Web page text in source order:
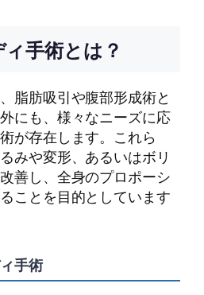
手術とは？
脂肪吸引や腹部形成術と
にも、様々なニーズに応
が存在します。これら
みや変形、あるいはボリ
善し、全身のプロポーシ
ことを目的としています
手術